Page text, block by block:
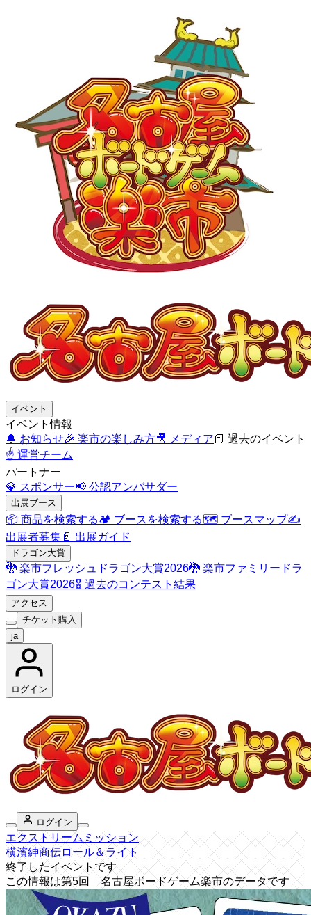
イベント
イベント情報
🔔 お知らせ🎉 楽市の楽しみ方🎥 メディア📕 過去のイベント
☝️ 運営チーム
パートナー
💎 スポンサー📢 公認アンバサダー
出展ブース
📦 商品を検索する🏕️ ブースを検索する🗺️ ブースマップ✍️
出展者募集 📄 出展ガイド
ドラゴン大賞
🐉 楽市フレッシュドラゴン大賞2026🐉 楽市ファミリードラ
ゴン大賞2026🎖️ 過去のコンテスト結果
アクセス
チケット購入
ja
ログイン
ログイン
エクストリームミッション
横濱紳商伝ロール＆ライト
終了したイベントです
この情報は第5回 名古屋ボードゲーム楽市のデータです